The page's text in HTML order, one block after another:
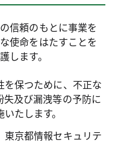
信頼のもとに事業を
使命をはたすことを
します。
保つために、不正な
失及び漏洩等の予防に
たします。
京都情報セキュリテ